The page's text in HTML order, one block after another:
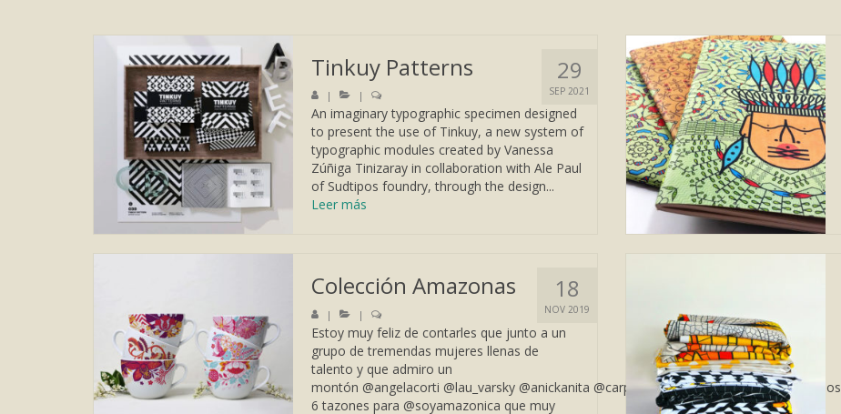
29
SEP 2021
Tinkuy Patterns
| |
An imaginary typographic specimen designed
to present the use of Tinkuy, a new system of
typographic modules created by Vanessa
Zúñiga Tinizaray in collaboration with Ale Paul
of Sudtipos foundry, through the design...
Leer más
18
NOV 2019
Colección Amazonas
| |
Estoy muy feliz de contarles que junto a un
grupo de tremendas mujeres llenas de
talento y que admiro un
montón @angelacorti @lau_varsky @anickanita @carpintos y @catalinaestrada ilustramos
6 tazones para @soyamazonica que muy